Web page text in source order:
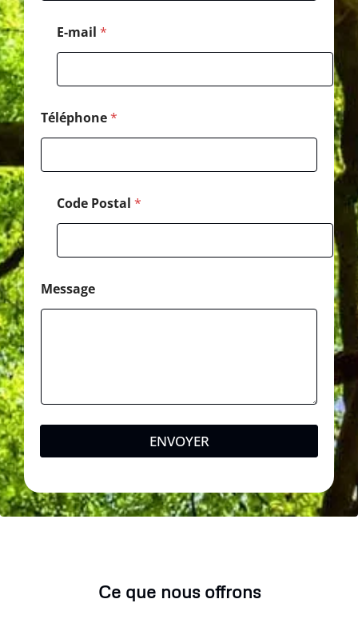
E-mail *
Téléphone*
s
g
e
C
o
d
e
Code Postal *
Message
ENVOYER
Ce que nous offrons